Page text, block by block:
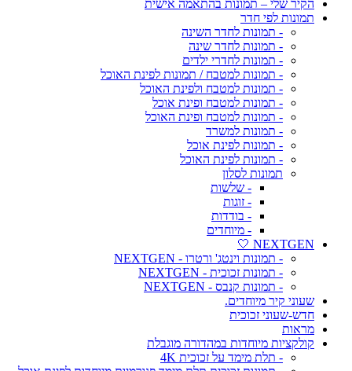
הקיר שלי – תמונות בהתאמה אישית
תמונות לפי חדר
- תמונות לחדר השינה
- תמונות לחדר שינה
- תמונות לחדרי ילדים
- תמונות למטבח / תמונות לפינת האוכל
- תמונות למטבח ולפינת האוכל
- תמונות למטבח ופינת אוכל
- תמונות למטבח ופינת האוכל
- תמונות למשרד
- תמונות לפינת אוכל
- תמונות לפינת האוכל
תמונות לסלון
- שלשות
- זוגות
- בודדות
- מיוחדים
NEXTGEN 🤍
- תמונות וינטג' ורטרו - NEXTGEN
- תמונות זכוכית - NEXTGEN
- תמונות קנבס - NEXTGEN
שעוני קיר מיוחדים.
חדש-שעוני זכוכית
מראות
קולקציות מיוחדות במהדורה מוגבלת
- תלת מימד על זכוכית 4K